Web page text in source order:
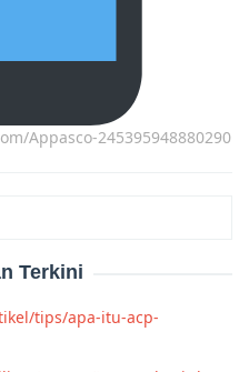
Appasco-245395948880290
Terkini
tips/apa-itu-acp-